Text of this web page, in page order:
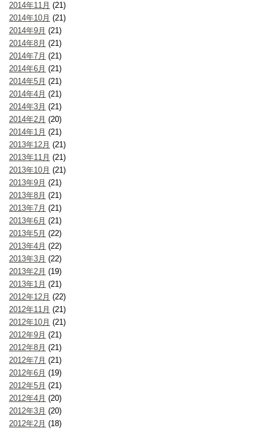
2014年11月 (21)
2014年10月 (21)
2014年9月 (21)
2014年8月 (21)
2014年7月 (21)
2014年6月 (21)
2014年5月 (21)
2014年4月 (21)
2014年3月 (21)
2014年2月 (20)
2014年1月 (21)
2013年12月 (21)
2013年11月 (21)
2013年10月 (21)
2013年9月 (21)
2013年8月 (21)
2013年7月 (21)
2013年6月 (21)
2013年5月 (22)
2013年4月 (22)
2013年3月 (22)
2013年2月 (19)
2013年1月 (21)
2012年12月 (22)
2012年11月 (21)
2012年10月 (21)
2012年9月 (21)
2012年8月 (21)
2012年7月 (21)
2012年6月 (19)
2012年5月 (21)
2012年4月 (20)
2012年3月 (20)
2012年2月 (18)